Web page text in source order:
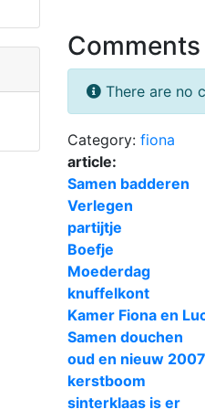
Comments
There are no
Category: fiona
article:
Samen badderen
Verlegen
partijtje
Boefje
Moederdag
knuffelkont
Kamer Fiona en
Samen douchen
oud en nieuw 2007
kerstboom
sinterklaas is er